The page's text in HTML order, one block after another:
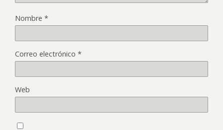
Nombre *
Correo electrónico *
Web